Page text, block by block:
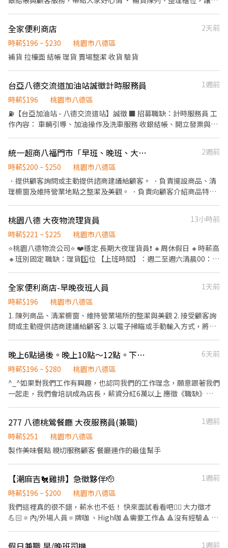
店：桃園市大園區菓林路145號1樓 大園新生-智取店：桃園市大園
區新生路145號1樓 大園新興店：桃園市大園區新興路139號1樓 大
溪民權-智取店：桃園市大溪區民權東路162號1樓 中壢中美-智取
店：桃園市中壢區中美路一段53號1樓 中壢中原-智取店：桃園市中
壢區中北路40號1樓 中壢公園店：桃園市中壢區公園路二段133號1
成章一街170號1樓 中壢松勇店：桃園市中壢區松勇路198號1樓 中
壢青商-智取店：桃園市中壢區青商路63號1樓 中壢健行-智取店：
桃園市中壢區健行路218號1樓 中壢莊敬店：桃園市中壢區莊敬路
838巷1號1樓 中壢復強-智取店：桃園市中壢區復華街191號與193
號1樓 中壢復華店：桃園市中壢區復華11街56號1樓 中壢榮安-智取
店：桃園市中壢區榮安十三街252號1樓 中壢龍文-智取店：桃園市
中壢區龍文街15號1樓 平鎮文心-智取店：桃園市平鎮區文心路112
號1樓 平鎮平東店：桃園市平鎮區平東路59號１樓 平鎮延平-智取
店：桃園市平鎮區延平路二段26號1樓 平鎮南京店：桃園市平鎮區
南京路125巷62號1樓 平鎮南豐-智取店：桃園市平鎮區南豐路194
號1樓 平鎮湧安店：桃園市平鎮區湧安路1號1樓 平鎮新富-智取店：
桃園市平鎮區新富二街50號1樓 平鎮龍江店：桃園市平鎮區龍江路
188號1樓 平鎮龍南-智取店：桃園市平鎮區龍南路150之1號1樓 桃
園中埔店：桃園市桃園區中埔一街105號1樓 桃園民安-智取店：桃
園市桃園區民安路124號1樓 桃園民有店：桃園市桃園區民有三街
425號1樓 桃園春日-智取店：桃園市桃園區春日路1171號1樓 桃園
桃鶯-智取店：桃園市桃園區桃鶯路125號1樓 桃園桃鶯二店：桃園
陽-智取店：桃園市桃園區朝陽街3號1樓 桃園龍城-智取店：桃園市
桃園區龍城二街56號1樓 桃園寶慶-智取店：桃園市桃園區寶慶路
296號1樓 新屋中山店：桃園市新屋區中山路339號1樓 新屋中華-智
取店：桃園市新屋區中華路225號1樓 楊梅三民店：桃園市楊梅區三
青山一街213號1樓 楊梅楊新-智取店：桃園市楊梅區楊新北路269-5
號1樓 楊梅瑞梅店：桃園市楊梅區瑞梅街188號1樓 楊梅萬大店：桃
135號1樓 龜山文化二店：桃園市龜山區文化七路61號1樓 龜山文化
店：桃園市龜山區文化二路34巷14弄21號1樓 龜山文學店：桃園市
龜山區文學路228號1樓 龜山光峯店：桃園市龜山區光峯路192號1
樓 龜山長慶-智取店：桃園市龜山區長慶三街40號 龜山萬壽三-智取
店：桃園市龜山區萬壽路一段231號1樓 蘆竹大有-寄件店：桃園市
蘆竹區大有街25號1樓 蘆竹大竹店：桃園市蘆竹區大竹路361號1樓
蘆竹大新店：桃園市蘆竹區大新一街26號1樓 蘆竹南順店：桃園市
蘆竹區南順四街8號1樓 蘆竹福祿-智取店：桃園市蘆竹區福祿一街
52號地下一樓 觀音大觀店：桃園市觀音區大觀路二段257之1號1樓
觀音新生-智取店：桃園市觀音區新生路1545號1樓 新竹北新-智取
店：新竹市北區北新街135號1樓 新竹光復二店：新竹市東區光復路
二段142號1樓 新竹光復三-智取店：新竹市東區光復路一段45號1樓
新竹竹蓮-智取店：新竹市東區南大路382號1樓 新竹東光-智取店：
整工作時段 • 免費員工餐，夜班也能溫暖吃飽 • 友善團隊，夥伴
間互助好相處 沒經驗沒關係，親切的我們歡迎你加入、一起成長！
全家便利商店
2天前
時薪$196 ~ $230
桃園市八德區
補貨 拉檯面 結帳 理貨 賣場整潔 收貨 驗貨
台亞八德交流道加油站誠徵計時服務員
1週前
時薪$196
桃園市八德區
⛽【台亞加油站 - 八德交流道站】誠徵 ■ ​招募職缺：計時服務員 ​工
作內容： ​車輛引導、加油操作及洗車服務 ​收銀結帳、開立發票與顧
夜班：23:00 - 07:00 ​■ 薪資與福利待遇 ​時薪 ：196元/起 ​福利：​勞
保、健保、勞退 6% 提撥、商品推廣獎金 ​■ 工作地點與聯繫方式 ​工
作地點：桃園市八德區和平路863號 ​聯絡人：林站長 ​聯絡電話：
033710837 ​應徵方式： ​親洽加油站填寫履歷（每日 08:00 - 17:00）
統一超商八福門市「早班、晚班、大夜班工讀生」
2週前
時薪$200 ~ $250
桃園市八德區
．提供顧客詢問或主動提供諮商建議給顧客。 ．負責擺設商品、清
理櫥窗及維持營業地點之整潔及美觀。 ．負責向顧客介紹商品特
束營業前，統計銷售情形、盤點貨品存量及撰寫當日業務報表。 ❗️可
馬上上班 ❗️上班時間可調整 ❗️氣氛融洽、愉快上班
桃園八德 大夜物流理貨員
13小時前
時薪$221 ~ $225
桃園市八德區
⭐桃園八德物流公司⭐ ❤️穩定.長期大夜理貨員❗️ 🔸周休假日 🔸時薪高
🔸班別固定 職缺：理貨5️⃣位 【上班時間】：週二至週六清晨00：
歸類整理 地點：桃園市八德區永豐路451號 ------------------------
---------------------
全家便利商店-早晚夜班人員
1天前
時薪$196
桃園市八德區
1. 陳列商品、清潔櫥窗、維持營業場所的整潔與美觀 2. 接受顧客詢
問或主動提供諮商建議給顧客 3. 以電子掃瞄或手動輸入方式，將商
晚上6點過後。晚上10點～12點。下午3點。～八德
6天前
時薪$196 ~ $280
桃園市八德區
^_^如果對我們工作有興趣，也認同我們的工作理念，願意跟著我們
一起走，我們會培訓成為店長，薪資分紅6萬以上 應徵《職缺》如
櫃檯接待、內場切菜、灑胡椒。 2、能勝任基本工作後，開始培訓
專業油炸技術（2～3個月）時薪220起薪 3、能夠於平日獨立作業，
油炸品質速度都穩定。時薪250起薪 4、能夠於假日獨立作業，油炸
下午3點～晚上6-8點（開店班） 工作內容：學習櫃檯接待、內場切
菜、炸物灑胡椒。學會三項工作。時薪205起薪 視個人工作能力狀
—————————————————— 4、晚上10點～12點（打烊清潔
班） 工作內容：營業器具清洗、環境整理清潔，保持營業場所的乾
淨。 時薪 196～210
277 八德桃鶯餐廳 大夜服務員(兼職)
1週前
時薪$251
桃園市八德區
製作美味餐點 親切服務顧客 餐廳運作的最佳幫手
【潮麻吉🐔雞排】急徵夥伴🫡
1週前
時薪$196 ~ $200
桃園市八德區
我們這裡真的很不錯，薪水也不低！ 快來面試看看吧👍🏻 大力徵才
💪🏻🔅內/外場人員🔅牌咖 、High咖 🔺需要工作🔺 🔺沒有經驗🔺 🔺
1週前